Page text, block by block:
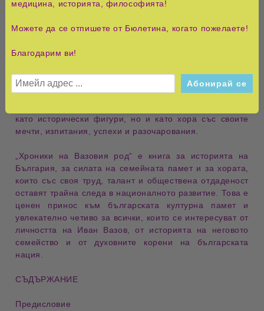
през цялото повествование и придават на книгата
конкретната семейна история.
Стилът на Катя Зографова съчетава
емоционална дълбочина. Авторката умело преплита
документалните факти с жив разказ, благодарение на
като исторически фигури, но и като хора със своите
мечти, изпитания, успехи и разочарования.
„Хроники на Вазовия род“ е книга за историята на
България , за силата на семейната памет и за хората,
които със своя труд, талант и обществена отдаденост
оставят трайна следа в националното развитие. Това е
ценен принос към българската културна памет и
увлекателно четиво за всички, които се интересуват от
личността на Иван Вазов, от историята на неговото
семейство и от духовните корени на българската
нация.
СЪДЪРЖАНИЕ
Предисловие
медицина, историята, философията!
Можете да се отпишете от Бюлетина, когато пожелаете!
Благодарим ви!